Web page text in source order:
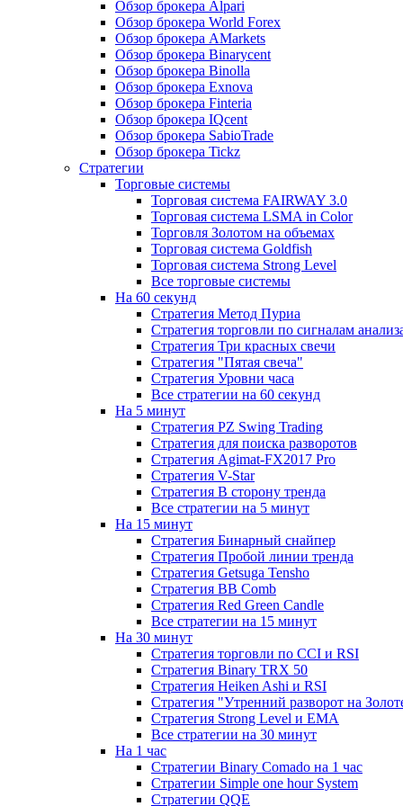
Обзор брокера Alpari
Обзор брокера World Forex
Обзор брокера AMarkets
Обзор брокера Binarycent
Обзор брокера Binolla
Обзор брокера Exnova
Обзор брокера Finteria
Обзор брокера IQcent
Обзор брокера SabioTrade
Обзор брокера Tickz
Стратегии
Торговые системы
Торговая система FAIRWAY 3.0
Торговая система LSMA in Color
Торговля Золотом на объемах
Торговая система Goldfish
Торговая система Strong Level
Все торговые системы
На 60 секунд
Стратегия Метод Пуриа
Стратегия торговли по сигналам
Стратегия Три красных свечи
Стратегия "Пятая свеча"
Стратегия Уровни часа
Все стратегии на 60 секунд
На 5 минут
Стратегия PZ Swing Trading
Стратегия для поиска разворотов
Стратегия Agimat-FX2017 Pro
Стратегия V-Star
Стратегия В сторону тренда
Все стратегии на 5 минут
На 15 минут
Стратегия Бинарный снайпер
Стратегия Пробой линии тренда
Стратегия Getsuga Tensho
Стратегия ВВ Comb
Стратегия Red Green Candle
Все стратегии на 15 минут
На 30 минут
Стратегия торговли по CCI и RSI
Стратегия Binary TRX 50
Стратегия Heiken Ashi и RSI
Стратегия "Утренний разворот на
Стратегия Strong Level и EMA
Все стратегии на 30 минут
На 1 час
Стратегии Binary Comado на 1 час
Стратегии Simple one hour System
Стратегии QQE